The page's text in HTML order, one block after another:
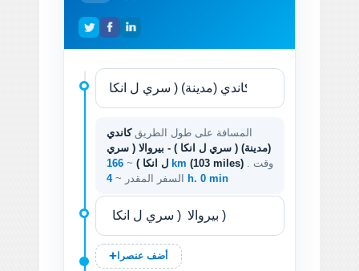
المسافة على طول الطريقكاندي
(مدينة) ( سري ل انكا ) - بيروالا ( سري
ل انكا ) ~ 166 km (103 miles)
السفر المقدر ~ 4 h. 0 min
أضف عنصرا